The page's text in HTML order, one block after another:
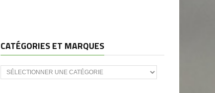
CATÉGORIES ET MARQUES
Catégories
et